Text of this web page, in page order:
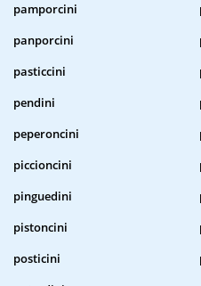
pamporcini
panporcini
pasticcini
pendini
peperoncini
piccioncini
pinguedini
pistoncini
posticini